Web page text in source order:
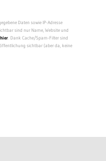
Daten sowie IP-Adresse
sind nur Name, Website und
hier. Dank Cache/Spam-Filter sind
sichtbar (aber da, keine